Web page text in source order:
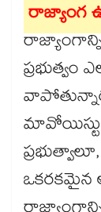
రాజ్యాంగ
ప్రభుత్వం
ఒకరకమైన